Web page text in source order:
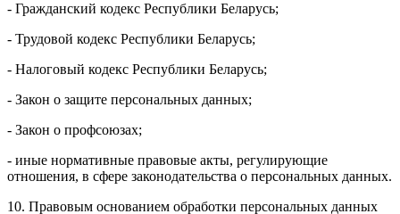
- Гражданский кодекс Республики Беларусь;
- Трудовой кодекс Республики Беларусь;
- Налоговый кодекс Республики Беларусь;
- Закон о защите персональных данных;
- Закон о профсоюзах;
- иные нормативные правовые акты, регулирующие
отношения, в сфере законодательства о персональных данных.
10. Правовым основанием обработки персональных данных